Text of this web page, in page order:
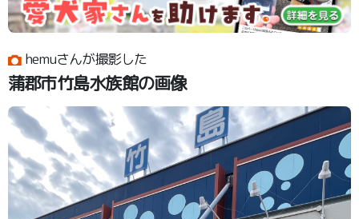
hemuさんが撮影した
蒲郡市竹島水族館の画像